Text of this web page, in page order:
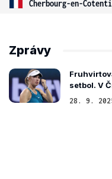
Cherbourg-en-
Zprávy
setbol. V
28. 9.